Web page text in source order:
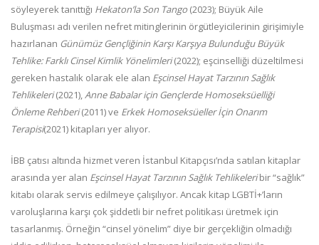
söyleyerek tanıttığı Hekaton’la Son Tango (2023); Büyük Aile
Buluşması adı verilen nefret mitinglerinin örgütleyicilerinin girişimiyle
hazırlanan Günümüz Gençliğinin Karşı Karşıya Bulunduğu Büyük
Tehlike: Farklı Cinsel Kimlik Yönelimleri(2022); eşcinselliği düzeltilmesi
gereken hastalık olarak ele alan Eşcinsel Hayat Tarzının Sağlık
Tehlikeleri(2021),Anne Babalar için Gençlerde Homoseksüelliği
Önleme Rehberi(2011) ve Erkek Homoseksüeller İçin Onarım
Terapisi(2021) kitapları yer alıyor.
İBB çatısı altında hizmet veren İstanbul Kitapçısı’nda satılan kitaplar
arasında yer alan Eşcinsel Hayat Tarzının Sağlık Tehlikeleribir “sağlık”
kitabı olarak servis edilmeye çalışılıyor. Ancak kitap LGBTİ+’ların
varoluşlarına karşı çok şiddetli bir nefret politikası üretmek için
tasarlanmış. Örneğin “cinsel yönelim” diye bir gerçekliğin olmadığı